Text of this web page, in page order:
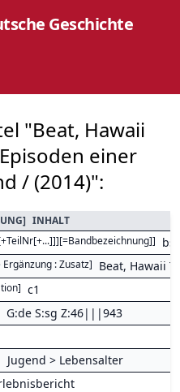
Geschichte
"Beat, Hawaii
einer
/ (2014)":
] INHALT
]
: Zusatz] Beat, Hawaii
] c1
G:de S:sg Z:46|||943
Jugend > Lebensalter